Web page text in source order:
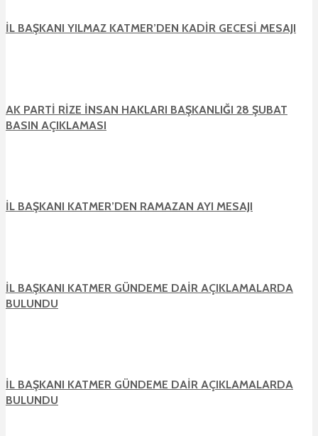
İL BAŞKANI YILMAZ KATMER’DEN KADİR GECESİ MESAJI
AK PARTİ RİZE İNSAN HAKLARI BAŞKANLIĞI 28 ŞUBAT
BASIN AÇIKLAMASI
İL BAŞKANI KATMER’DEN RAMAZAN AYI MESAJI
İL BAŞKANI KATMER GÜNDEME DAİR AÇIKLAMALARDA
BULUNDU
İL BAŞKANI KATMER GÜNDEME DAİR AÇIKLAMALARDA
BULUNDU